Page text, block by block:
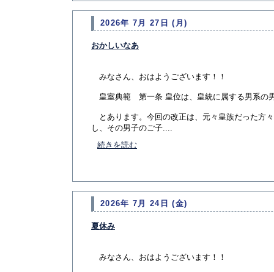
2026年 7月 27日 (月)
おかしいなあ
みなさん、おはようございます！！
皇室典範 第一条 皇位は、皇統に属する男系の
とあります。今回の改正は、元々皇族だった方
し、その男子のご子....
続きを読む
2026年 7月 24日 (金)
夏休み
みなさん、おはようございます！！